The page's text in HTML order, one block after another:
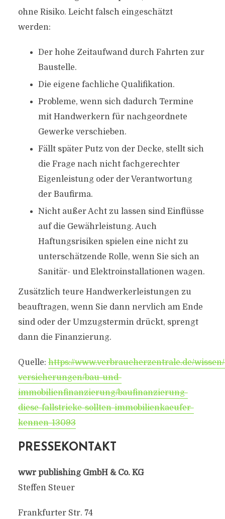
ohne Risiko. Leicht falsch eingeschätzt
werden:
Der hohe Zeitaufwand durch Fahrten zur
Baustelle.
Die eigene fachliche Qualifikation.
Probleme, wenn sich dadurch Termine
mit Handwerkern für nachgeordnete
Gewerke verschieben.
Fällt später Putz von der Decke, stellt sich
die Frage nach nicht fachgerechter
Eigenleistung oder der Verantwortung
der Baufirma.
Nicht außer Acht zu lassen sind Einflüsse
auf die Gewährleistung. Auch
Haftungsrisiken spielen eine nicht zu
unterschätzende Rolle, wenn Sie sich an
Sanitär- und Elektroinstallationen wagen.
Zusätzlich teure Handwerkerleistungen zu
beauftragen, wenn Sie dann nervlich am Ende
sind oder der Umzugstermin drückt, sprengt
dann die Finanzierung.
Quelle:https://www.verbraucherzentrale.de/
versicherungen/bau-und-
immobilienfinanzierung/baufinanzierung-
diese-fallstricke-sollten-immobilienkaeufer-
kennen-13093
PRESSEKONTAKT
wwr publishing GmbH & Co. KG
Steffen Steuer
Frankfurter Str. 74